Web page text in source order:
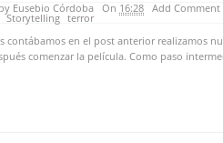
Eusebio Córdoba On 16:28 Add Comment
Storytelling terror
contábamos en el post anterior realizamos
comenzar la película. Como paso